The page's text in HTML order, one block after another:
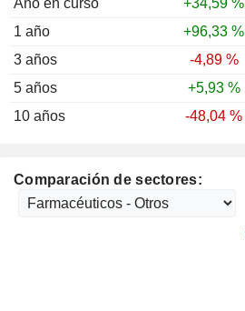
Año en curso
+34,59 %
1 año
+96,33 %
3 años
-4,89 %
5 años
+5,93 %
10 años
-48,04 %
Comparación de sectores: